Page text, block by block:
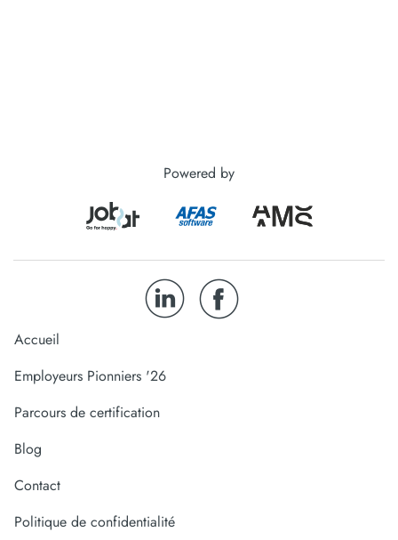
Powered by
Accueil
Employeurs Pionniers '26
Parcours de certification
Blog
Contact
Politique de confidentialité